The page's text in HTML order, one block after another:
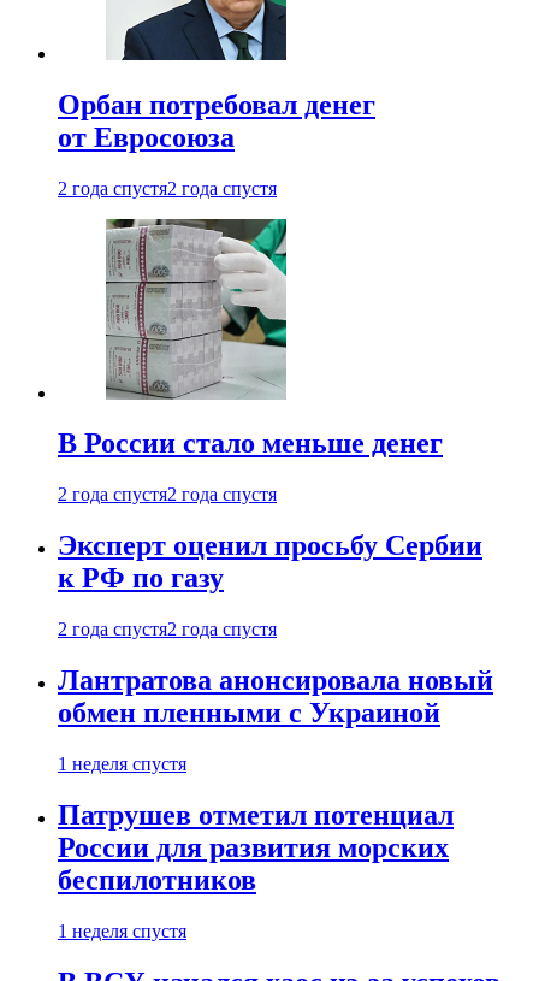
Орбан потребовал денег
от Евросоюза
2 года спустя2 года спустя
В России стало меньше денег
2 года спустя2 года спустя
Эксперт оценил просьбу Сербии
к РФ по газу
2 года спустя2 года спустя
Лантратова анонсировала новый
обмен пленными с Украиной
1 неделя спустя
Патрушев отметил потенциал
России для развития морских
беспилотников
1 неделя спустя